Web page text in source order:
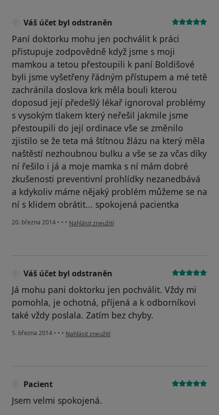
Váš účet byl odstraněn
Paní doktorku mohu jen pochválit k práci
přistupuje zodpovědně když jsme s moji
mamkou a tetou přestoupili k paní Boldišové
byli jsme vyšetřeny řádným přístupem a mé tetě
zachránila doslova krk měla bouli kterou
doposud její předešlý lékař ignoroval problémy
s vysokým tlakem který neřešil jakmile jsme
přestoupili do její ordinace vše se změnilo
zjistilo se že teta má štítnou žlázu na který měla
naštěstí nezhoubnou bulku a vše se za včas díky
ní řešilo i já a moje mamka s ní mám dobré
zkušenosti preventivní prohlídky nezanedbává
a kdykoliv máme nějaký problém můžeme se na
ní s klidem obrátit... spokojená pacientka
20. března 2014 • • • podle názoru uživatele Váš účet byl odstraněn
Nahlásit zneužití
Váš účet byl odstraněn
Já mohu pani doktorku jen pochválit. Vždy mi
pomohla, je ochotná, příjená a k odborníkovi
také vždy poslala. Zatím bez chyby.
5. března 2014 • • • podle názoru uživatele Váš účet byl odstraněn
Nahlásit zneužití
Pacient
Jsem velmi spokojená.